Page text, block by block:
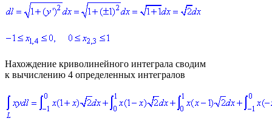
Нахождение криволинейного интеграла сводим
к вычислению 4 определенных интегралов